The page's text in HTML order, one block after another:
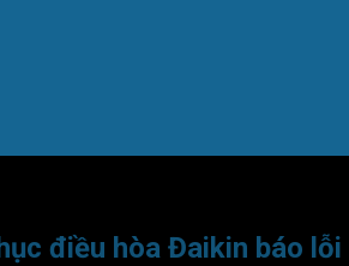
điều hòa Đaikin báo